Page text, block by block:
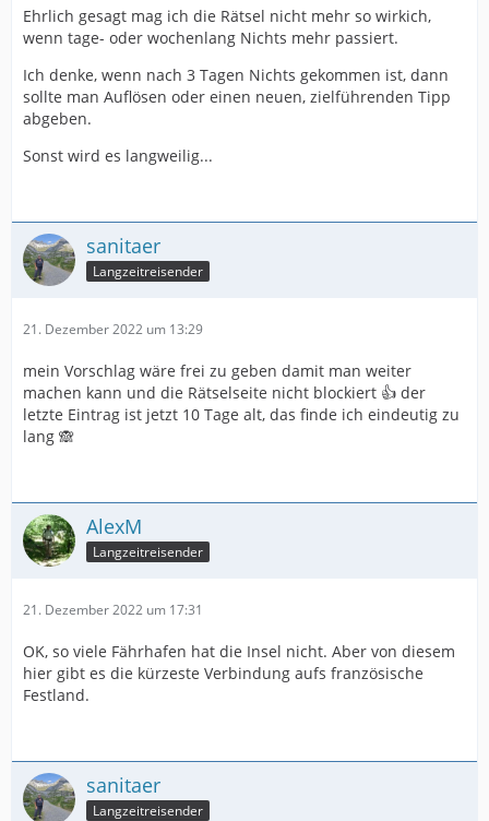
Ehrlich gesagt mag ich die Rätsel nicht mehr so wirkich,
wenn tage- oder wochenlang Nichts mehr passiert.
Ich denke, wenn nach 3 Tagen Nichts gekommen ist, dann
sollte man Auflösen oder einen neuen, zielführenden Tipp
abgeben.
Sonst wird es langweilig...
sanitaer
Langzeitreisender
21. Dezember 2022 um 13:29
mein Vorschlag wäre frei zu geben damit man weiter
machen kann und die Rätselseite nicht blockiert 👍 der
letzte Eintrag ist jetzt 10 Tage alt, das finde ich eindeutig zu
lang 🙈
AlexM
Langzeitreisender
21. Dezember 2022 um 17:31
OK, so viele Fährhafen hat die Insel nicht. Aber von diesem
hier gibt es die kürzeste Verbindung aufs französische
Festland.
sanitaer
Langzeitreisender